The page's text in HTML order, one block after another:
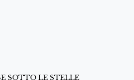
SOTTO LE STELLE